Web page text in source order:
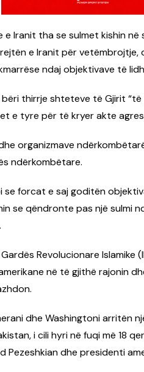
e Iranit tha se sulmet kishin
e Iranit për
ndaj objektivave të
thirrje shteteve të Gjirit
e tyre për të kryer akte
organizmave
ndërkombëtare.
se forcat e saj goditën
se qëndronte pas një sulmi
Revolucionare
në të gjithë rajonin
dhe Washingtoni arritën
i cili hyri në fuqi më 18
Pezeshkian dhe presidenti